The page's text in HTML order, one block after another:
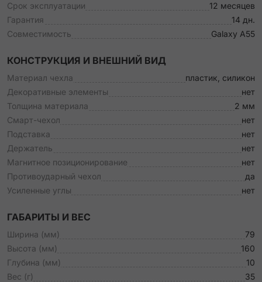
Срок эксплуатации
12 месяцев
Гарантия
14 дн.
Совместимость
Galaxy A55
КОНСТРУКЦИЯ И ВНЕШНИЙ ВИД
Материал чехла
пластик, силикон
Декоративные элементы
нет
Толщина материала
2 мм
Смарт-чехол
нет
Подставка
нет
Держатель
нет
Магнитное позиционирование
нет
Противоударный чехол
да
Усиленные углы
нет
ГАБАРИТЫ И ВЕС
Ширина (мм)
79
Высота (мм)
160
Глубина (мм)
10
Вес (г)
35